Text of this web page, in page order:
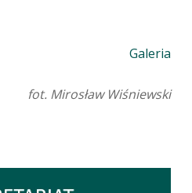
Galeria
fot. Mirosław Wiśniewski